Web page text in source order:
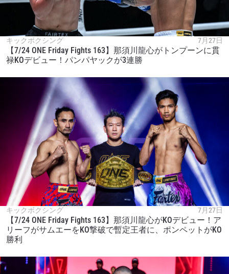
キックボクシング 7月27日
【7/24 ONE Friday Fights 163】那須川龍心がトンプーンに貫
禄KOデビュー！パンパヤックが3連勝
キックボクシング 7月27日
【7/24 ONE Friday Fights 163】那須川龍心がKOデビュー！ア
リーフがサムエーをKO撃破で暫定王者に、ポンペットがKO
勝利